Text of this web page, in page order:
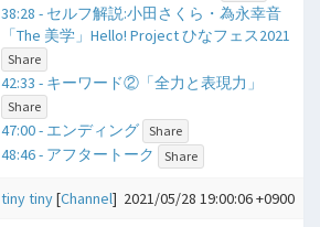
38:28 - セルフ解説:小田さくら・為永幸音
「The 美学」Hello! Project ひなフェス2021
Share
42:33 - キーワード②「全力と表現力」
Share
47:00 - エンディング Share
48:46 - アフタートーク Share
tiny tiny[Channel] 2021/05/28 19:00:06 +0900